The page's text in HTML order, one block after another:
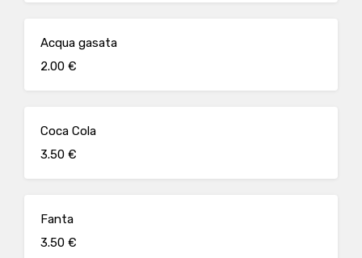
Acqua gasata
2.00 €
Coca Cola
3.50 €
Fanta
3.50 €